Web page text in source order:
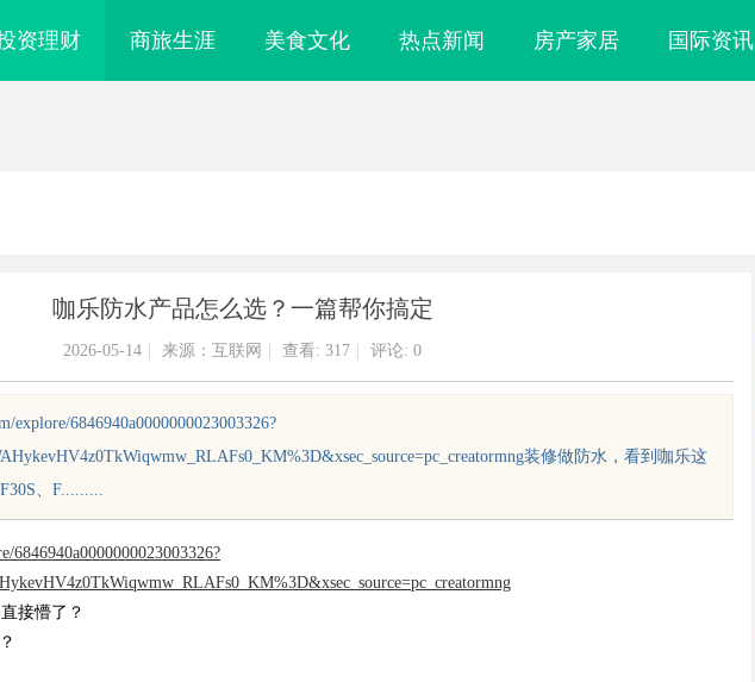
资理财 商旅生涯 美食文化 热点新闻 房产家居 国际资讯
咖乐防水产品怎么选？一篇帮你搞定
2026-05-14 来源：互联网 查看: 317 评论: 0
explore/6846940a0000000023003326?
装修做防水，看到咖乐这
、F.........
6846940a0000000023003326?
接懵了？
武汉配眼镜 上海配眼镜 武汉配眼镜 上海配眼镜